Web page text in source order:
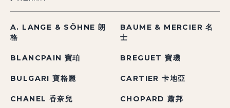
A. LANGE & SÖHNE 朗
格
BAUME & MERCIER 名
士
BLANCPAIN 寶珀 BREGUET 寶璣
BULGARI 寶格麗 CARTIER 卡地亞
CHANEL 香奈兒 CHOPARD 蕭邦